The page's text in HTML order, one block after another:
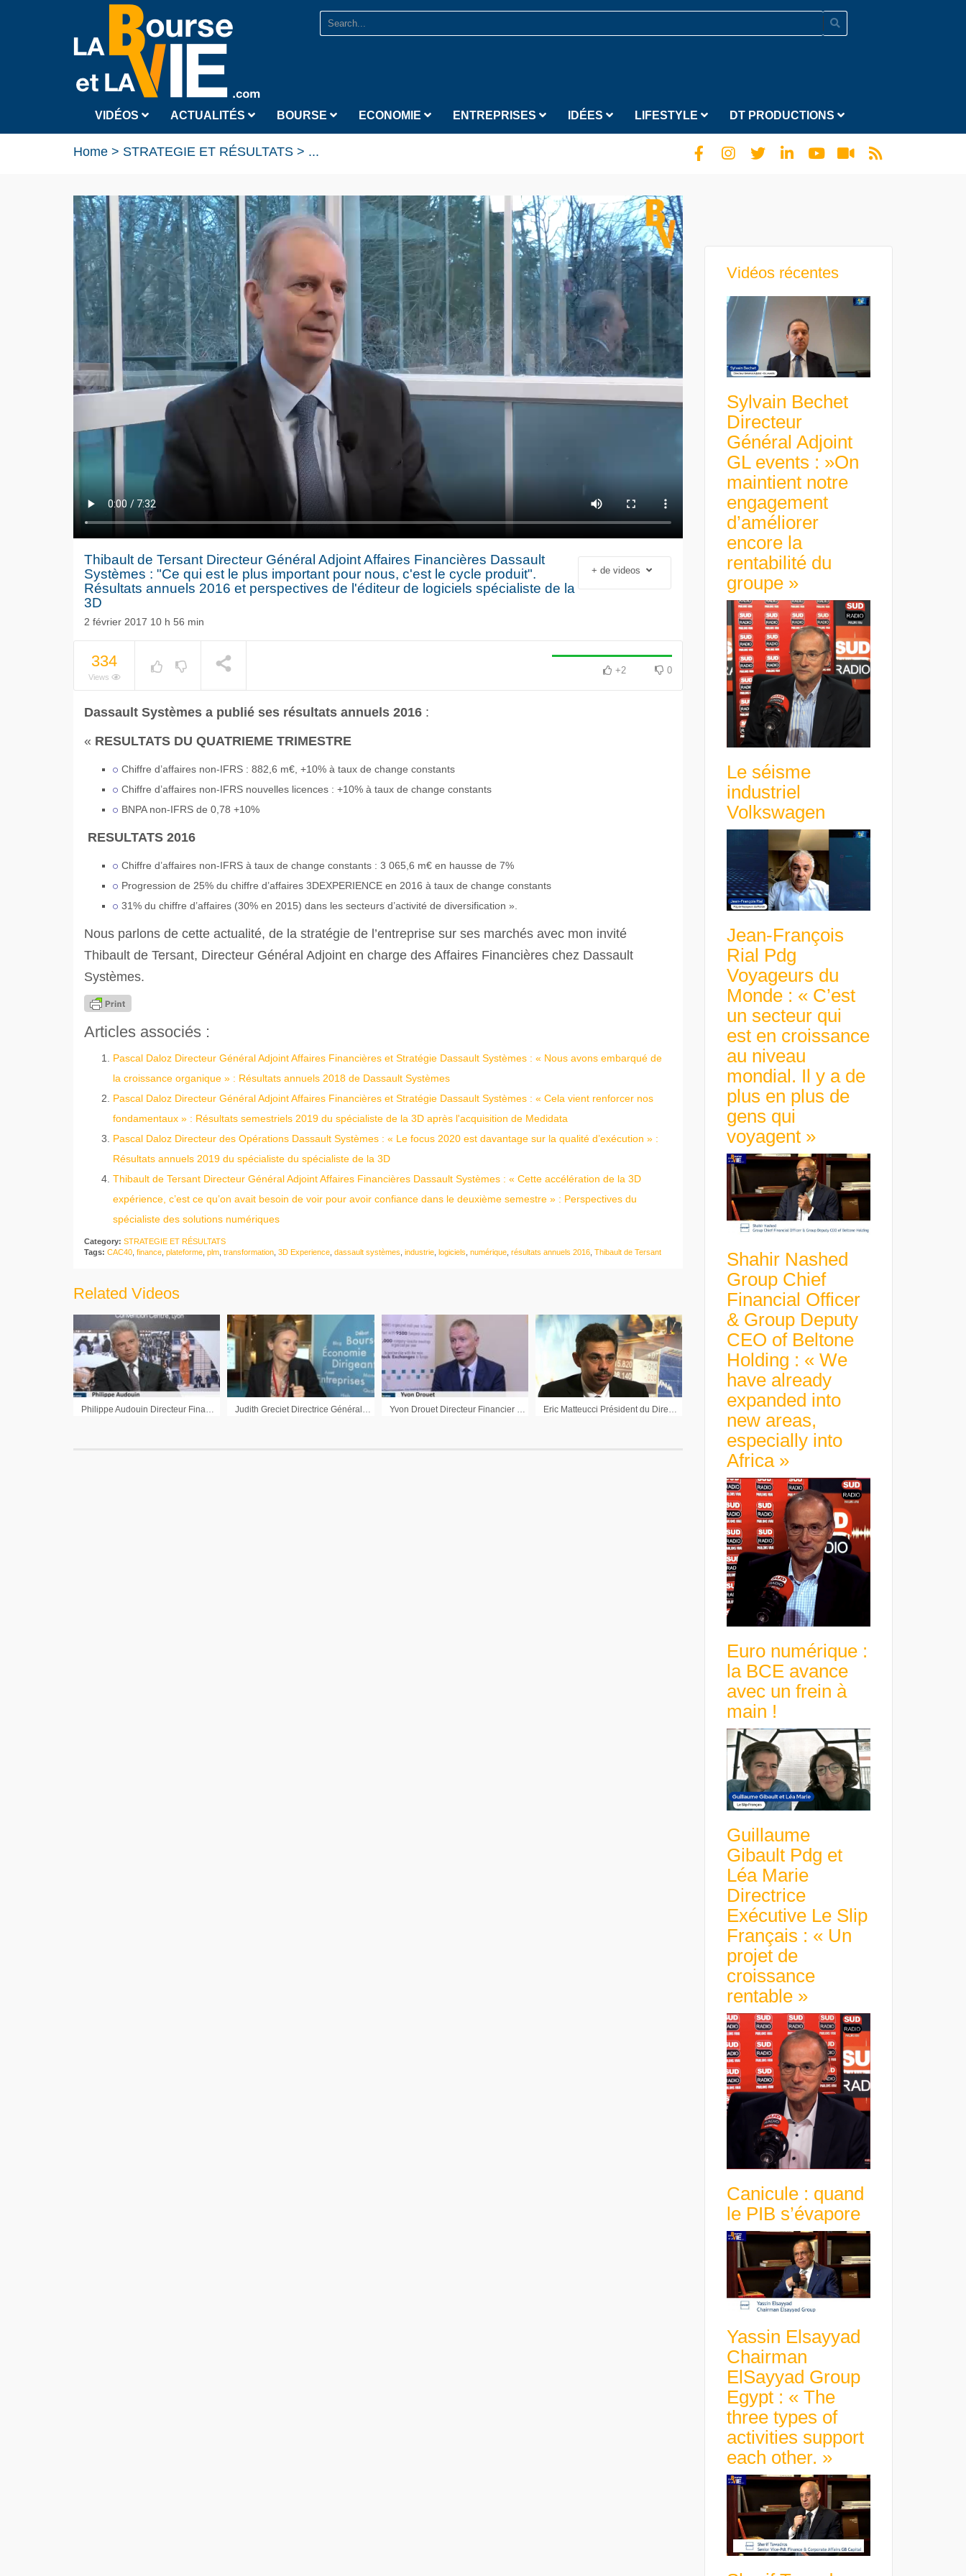
VIDÉOS ACTUALITÉS BOURSE ECONOMIE ENTREPRISES IDÉES LIFESTYLE DT PRODUCTIONS
Home > STRATEGIE ET RÉSULTATS > ...
Lecteur vidéo
Jean-François Rial Pdg
Voyageurs du Monde : « C’est
Euro numérique : la BCE
avance avec un frein à main !
Thibault de Tersant Directeur Général Adjoint Affaires Financières Dassault
Systèmes : "Ce qui est le plus important pour nous, c'est le cycle produit".
Résultats annuels 2016 et perspectives de l'éditeur de logiciels spécialiste de la
3D
2 février 2017 10 h 56 min
+ de videos
334
Views
+2 0
Dassault Systèmes a publié ses résultats annuels 2016 :
« RESULTATS DU QUATRIEME TRIMESTRE
Chiffre d’affaires non-IFRS : 882,6 m€, +10% à taux de change constants
Chiffre d’affaires non-IFRS nouvelles licences : +10% à taux de change constants
BNPA non-IFRS de 0,78 +10%
RESULTATS 2016
Chiffre d’affaires non-IFRS à taux de change constants : 3 065,6 m€ en hausse de 7%
Progression de 25% du chiffre d’affaires 3DEXPERIENCE en 2016 à taux de change constants
31% du chiffre d’affaires (30% en 2015) dans les secteurs d’activité de diversification ».
Nous parlons de cette actualité, de la stratégie de l’entreprise sur ses marchés avec mon invité
Thibault de Tersant, Directeur Général Adjoint en charge des Affaires Financières chez Dassault
Systèmes.
Articles associés :
Pascal Daloz Directeur Général Adjoint Affaires Financières et Stratégie Dassault Systèmes : « Nous avons embarqué de
la croissance organique » : Résultats annuels 2018 de Dassault Systèmes
Pascal Daloz Directeur Général Adjoint Affaires Financières et Stratégie Dassault Systèmes : « Cela vient renforcer nos
fondamentaux » : Résultats semestriels 2019 du spécialiste de la 3D après l'acquisition de Medidata
Pascal Daloz Directeur des Opérations Dassault Systèmes : « Le focus 2020 est davantage sur la qualité d’exécution » :
Résultats annuels 2019 du spécialiste du spécialiste de la 3D
Thibault de Tersant Directeur Général Adjoint Affaires Financières Dassault Systèmes : « Cette accélération de la 3D
expérience, c’est ce qu’on avait besoin de voir pour avoir confiance dans le deuxième semestre » : Perspectives du
spécialiste des solutions numériques
Category: STRATEGIE ET RÉSULTATS
Tags: CAC40 finance plateforme plm transformation 3D Experience dassault systèmes industrie logiciels numérique résultats annuels 2016 Thibault de Tersant
Related Videos
Vidéos récentes
Sylvain Bechet
Directeur
Général Adjoint
GL events : »On
maintient notre
engagement
d’améliorer
encore la
rentabilité du
groupe »
Le séisme
industriel
Volkswagen
Jean-François
Rial Pdg
Voyageurs du
Monde : « C’est
un secteur qui
est en croissance
au niveau
mondial. Il y a de
plus en plus de
gens qui
voyagent »
Shahir Nashed
Group Chief
Financial Officer
& Group Deputy
CEO of Beltone
Holding : « We
have already
expanded into
new areas,
especially into
Africa »
Euro numérique :
la BCE avance
avec un frein à
main !
Guillaume
Gibault Pdg et
Léa Marie
Directrice
Exécutive Le Slip
Français : « Un
projet de
croissance
rentable »
Canicule : quand
le PIB s’évapore
Yassin Elsayyad
Chairman
ElSayyad Group
Egypt : « The
three types of
activities support
each other. »